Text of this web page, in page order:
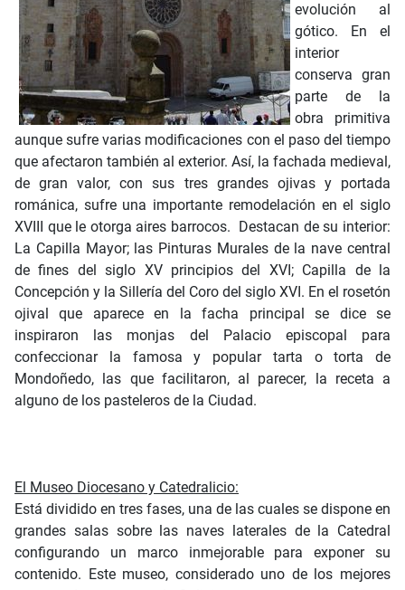
evolución al
gótico. En el
interior
conserva gran
parte de la
obra primitiva
aunque sufre varias modificaciones con el paso del tiempo
que afectaron también al exterior. Así, la fachada medieval,
de gran valor, con sus tres grandes ojivas y portada
románica, sufre una importante remodelación en el siglo
XVIII que le otorga aires barrocos. Destacan de su interior:
La Capilla Mayor; las Pinturas Murales de la nave central
de fines del siglo XV principios del XVI; Capilla de la
Concepción y la Sillería del Coro del siglo XVI. En el rosetón
ojival que aparece en la facha principal se dice se
inspiraron las monjas del Palacio episcopal para
confeccionar la famosa y popular tarta o torta de
Mondoñedo, las que facilitaron, al parecer, la receta a
alguno de los pasteleros de la Ciudad.
El Museo Diocesano y Catedralicio:
Está dividido en tres fases, una de las cuales se dispone en
grandes salas sobre las naves laterales de la Catedral
configurando un marco inmejorable para exponer su
contenido. Este museo, considerado uno de los mejores